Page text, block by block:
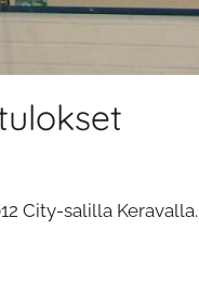
City-salilla Keravalla.